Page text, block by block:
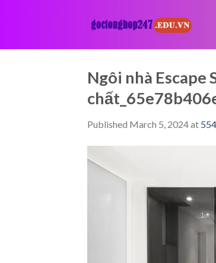
Ngôi nhà
Published March 5, 2024at